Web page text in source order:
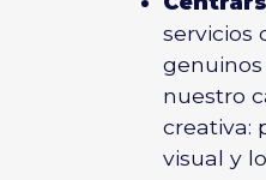
servicios
genuinos
nuestro
creativa:
visual y